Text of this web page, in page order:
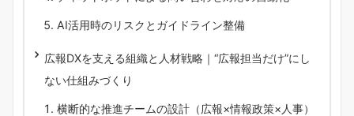
AI活用時のリスクとガイドライン整備
広報DXを支える組織と人材戦略｜“広報担当だけ”にし
ない仕組みづくり
横断的な推進チームの設計（広報×情報政策×人事）